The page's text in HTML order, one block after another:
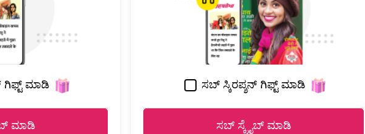
ಗಿಫ್ಟ್ ಮಾಡಿ
ಮಾಡಿ
ಸಬ್ ಸ್ಕಿರಪ್ಶನ್ ಗಿಫ್ಟ್ ಮಾಡಿ
ಸಬ್ ಸ್ಕ್ರೈಬ್ ಮಾಡಿ